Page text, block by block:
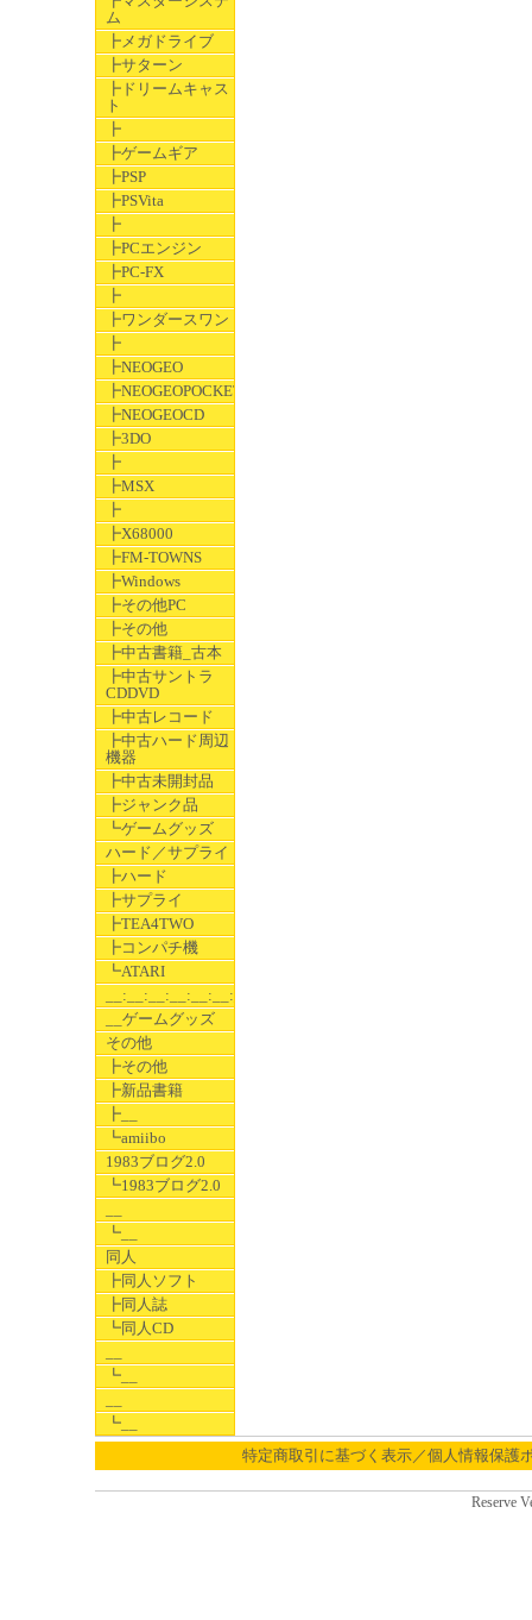
ム
┣メガドライブ
┣サターン
┣ドリームキャス
ト
┣
┣ゲームギア
┣PSP
┣PSVita
┣
┣PCエンジン
┣PC-FX
┣
┣ワンダースワン
┣
┣NEOGEO
┣NEOGEOPOCKET
┣NEOGEOCD
┣3DO
┣
┣MSX
┣
┣X68000
┣FM-TOWNS
┣Windows
┣その他PC
┣その他
┣中古書籍_古本
┣中古サントラ
CDDVD
┣中古レコード
┣中古ハード周辺
機器
┣中古未開封品
┣ジャンク品
┗ゲームグッズ
ハード／サプライ
┣ハード
┣サプライ
┣TEA4TWO
┣コンパチ機
┗ATARI
__:__:__:__:__:__:__
__ゲームグッズ
その他
┣その他
┣新品書籍
┣__
┗amiibo
1983ブログ2.0
┗1983ブログ2.0
┗__
同人
┣同人ソフト
┣同人誌
┗同人CD
┗__
┗__
特定商取引に基づく表示／個人情報保護
Reserve